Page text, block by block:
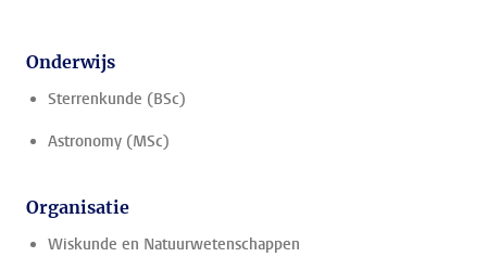
Onderwijs
Sterrenkunde (BSc)
Astronomy (MSc)
Organisatie
Wiskunde en Natuurwetenschappen